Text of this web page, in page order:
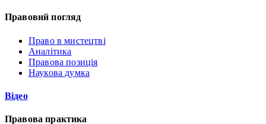
Правовий погляд
Право в мистецтві
Аналітика
Правова позиція
Наукова думка
Відео
Правова практика